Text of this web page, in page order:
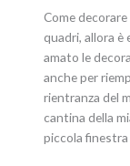
Come
quadri, allora è
amato le
anche per
rientranza del
cantina della
piccola